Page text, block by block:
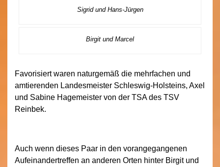
Sigrid und Hans-Jürgen
Birgit und Marcel
Favorisiert waren naturgemäß die mehrfachen und
amtierenden Landesmeister Schleswig-Holsteins, Axel
und Sabine Hagemeister von der TSA des TSV
Reinbek.
Auch wenn dieses Paar in den vorangegangenen
Aufeinandertreffen an anderen Orten hinter Birgit und